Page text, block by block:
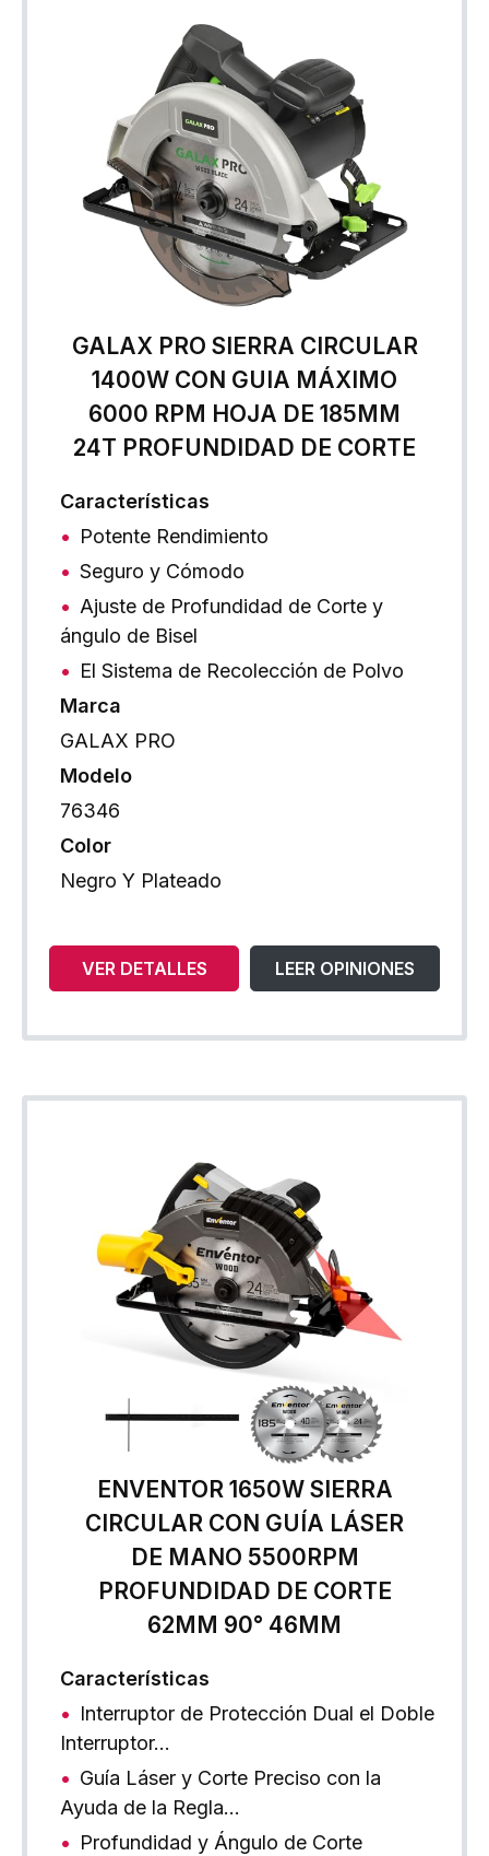
GALAX PRO SIERRA CIRCULAR
1400W CON GUIA MÁXIMO
6000 RPM HOJA DE 185MM
24T PROFUNDIDAD DE CORTE
Características
Potente Rendimiento
Seguro y Cómodo
Ajuste de Profundidad de Corte y
ángulo de Bisel
El Sistema de Recolección de Polvo
Marca
GALAX PRO
Modelo
76346
Color
Negro Y Plateado
VER DETALLES LEER OPINIONES
ENVENTOR 1650W SIERRA
CIRCULAR CON GUÍA LÁSER
DE MANO 5500RPM
PROFUNDIDAD DE CORTE
62MM 90° 46MM
Características
Interruptor de Protección Dual el Doble
Interruptor…
Guía Láser y Corte Preciso con la
Ayuda de la Regla…
Profundidad y Ángulo de Corte